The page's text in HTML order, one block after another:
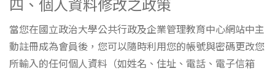
當您在國立政治大學公共行政及企業管理教育中心網站中主
動註冊成為會員後，您可以隨時利用您的帳號與密碼更改您
所輸入的任何個人資料（如姓名、住址、電話、電子信箱